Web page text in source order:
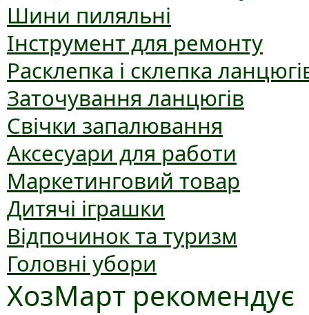
Шини пиляльні
Інструмент для ремонту
Расклепка і склепка
Заточування ланцюгів
Свічки запалювання
Аксесуари для работи
Маркетинговий товар
Дитячі іграшки
Відпочинок та туризм
Головні убори
ХозМарт рекомендує